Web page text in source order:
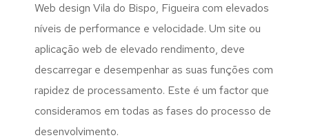
Web design Vila do Bispo, Figueira com elevados
níveis de performance e velocidade. Um site ou
aplicação web de elevado rendimento, deve
descarregar e desempenhar as suas funções com
rapidez de processamento. Este é um factor que
consideramos em todas as fases do processo de
desenvolvimento.